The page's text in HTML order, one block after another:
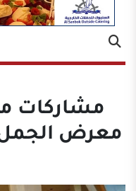
مشاركات
معرض الجمل